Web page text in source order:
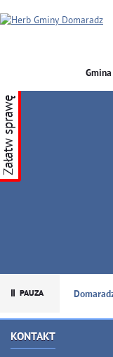
GMINA
KONTAKT
Załatw sprawę